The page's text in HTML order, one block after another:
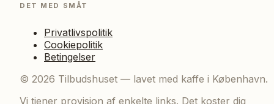
DET MED SMÅT
Privatlivspolitik
Cookiepolitik
Betingelser
© 2026 Tilbudshuset — lavet med kaffe i København.
Vi tjener provision af enkelte links. Det koster dig